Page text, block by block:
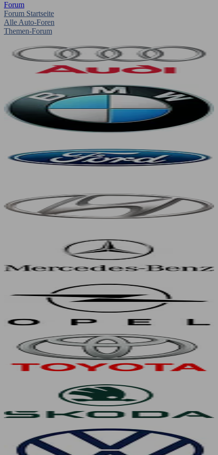
Forum
Forum Startseite
Alle Auto-Foren
Themen-Forum